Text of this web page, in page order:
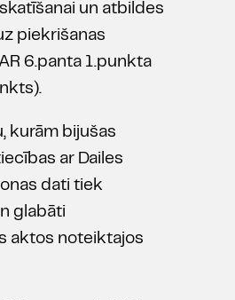
un atbildes
piekrišanas
6.panta 1.punkta
kurām bijušas
ar Dailes
dati tiek
glabāti
aktos noteiktajos